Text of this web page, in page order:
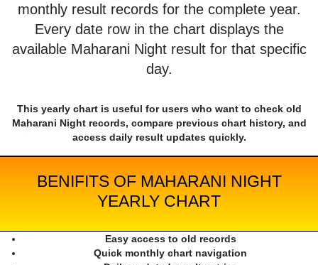
monthly result records for the complete year.
Every date row in the chart displays the
available Maharani Night result for that specific
day.
This yearly chart is useful for users who want to check old
Maharani Night records, compare previous chart history, and
access daily result updates quickly.
BENIFITS OF MAHARANI NIGHT
YEARLY CHART
Easy access to old records
Quick monthly chart navigation